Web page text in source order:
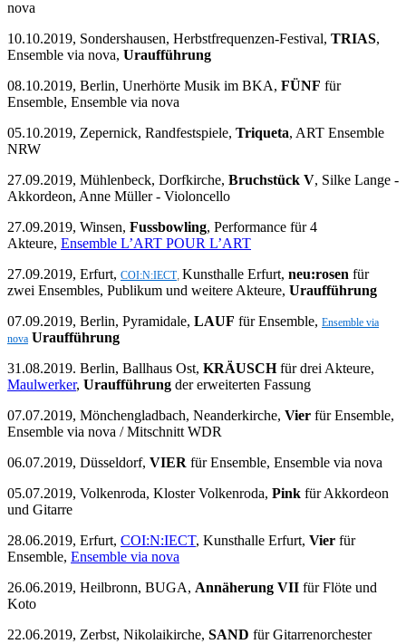
nova
10.10.2019, Sondershausen, Herbstfrequenzen-Festival, TRIAS,
Ensemble via nova, Uraufführung
08.10.2019, Berlin, Unerhörte Musik im BKA, FÜNF für
Ensemble, Ensemble via nova
05.10.2019, Zepernick, Randfestspiele, Triqueta, ART Ensemble
NRW
27.09.2019, Mühlenbeck, Dorfkirche, Bruchstück V, Silke Lange -
Akkordeon, Anne Müller - Violoncello
27.09.2019, Winsen, Fussbowling, Performance für 4
Akteure, Ensemble L’ART POUR L’ART
27.09.2019, Erfurt, COI:N:IECT, Kunsthalle Erfurt, neu:rosen für
zwei Ensembles, Publikum und weitere Akteure, Uraufführung
07.09.2019, Berlin, Pyramidale, LAUF für Ensemble, Ensemble via
nova Uraufführung
31.08.2019. Berlin, Ballhaus Ost, KRÄUSCHfür drei Akteure,
Maulwerker, Uraufführung der erweiterten Fassung
07.07.2019, Mönchengladbach, Neanderkirche, Vier für Ensemble,
Ensemble via nova / Mitschnitt WDR
06.07.2019, Düsseldorf, VIER für Ensemble, Ensemble via nova
05.07.2019, Volkenroda, Kloster Volkenroda, Pink für Akkordeon
und Gitarre
28.06.2019, Erfurt, COI:N:IECT, Kunsthalle Erfurt, Vier für
Ensemble, Ensemble via nova
26.06.2019, Heilbronn, BUGA, Annäherung VII für Flöte und
Koto
22.06.2019, Zerbst, Nikolaikirche, SAND für Gitarrenorchester